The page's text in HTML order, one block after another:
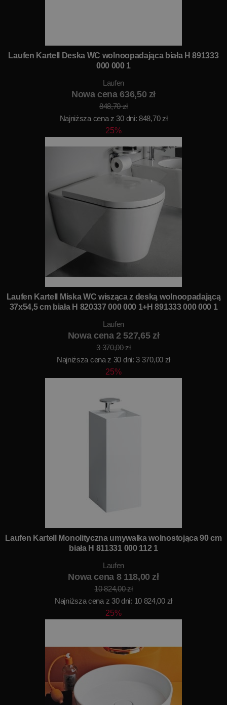
Laufen Kartell Deska WC wolnoopadająca biała H 891333
000 000 1
Laufen
Nowa cena 636,50 zł
848,70 zł
Najniższa cena z 30 dni: 848,70 zł
25%
Laufen Kartell Miska WC wisząca z deską wolnoopadającą
37x54,5 cm biała H 820337 000 000 1+H 891333 000 000 1
Laufen
Nowa cena 2 527,65 zł
3 370,00 zł
Najniższa cena z 30 dni: 3 370,00 zł
25%
Laufen Kartell Monolityczna umywalka wolnostojąca 90 cm
biała H 811331 000 112 1
Laufen
Nowa cena 8 118,00 zł
10 824,00 zł
Najniższa cena z 30 dni: 10 824,00 zł
25%